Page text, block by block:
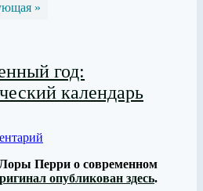
»
год:
календарь
Лоры Перри о современном
опубликован здесь.